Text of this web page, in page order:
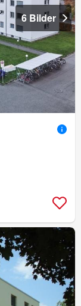
6 Bilder